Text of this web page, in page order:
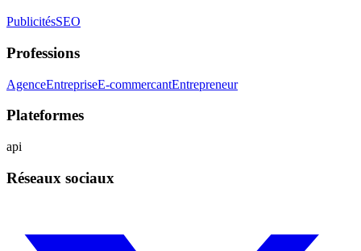
PublicitésSEO
Professions
AgenceEntrepriseE-commercantEntrepreneur
Plateformes
api
Réseaux sociaux